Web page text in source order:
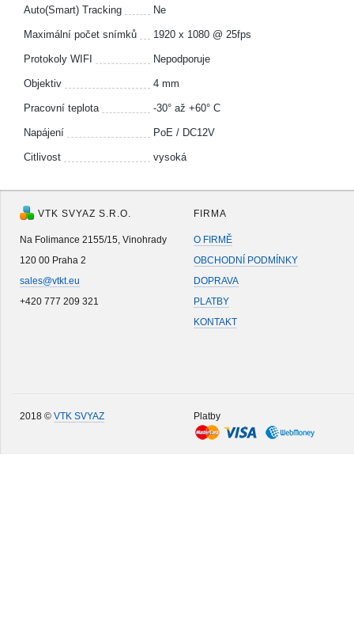
Auto(Smart) Tracking Ne
Maximální počet snímků 1920 x 1080 @ 25fps
Protokoly WIFI Nepodporuje
Objektiv 4 mm
Pracovní teplota -30° až +60° C
Napájení PoE / DC12V
Citlivost vysoká
VTK SVYAZ S.R.O.
Na Folimance 2155/15, Vinohrady
120 00 Praha 2
sales@vtkt.eu
+420 777 209 321
FIRMA
O FIRMĚ
OBCHODNÍ PODMÍNKY
DOPRAVA
PLATBY
KONTAKT
2018 © VTK SVYAZ Platby